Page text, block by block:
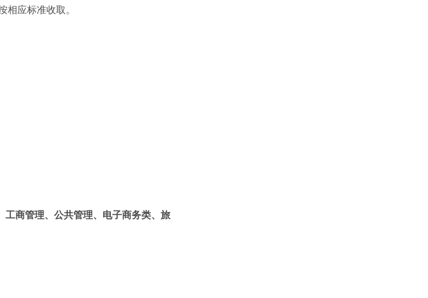
应标准收取。
商管理、公共管理、电子商务类、旅